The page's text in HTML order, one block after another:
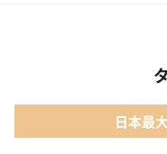
02 メイクアップ
04 ファッション小物
02 【名入れギフト】フラ
03 ショコラフレナチュー
日本最